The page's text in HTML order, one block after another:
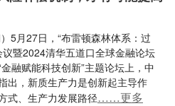
5月27日，“布雷顿森林体系：过
暨2024清华五道口全球金融论坛
融赋能科技创新”主题论坛上，中
出，新质生产力是创新起主导作
式、生产力发展路径……更多